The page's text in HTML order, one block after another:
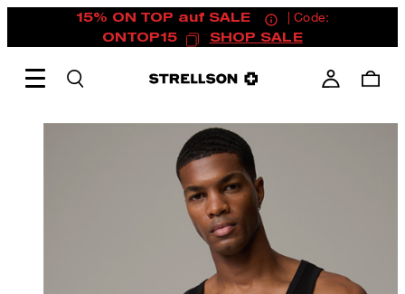
15% ON TOP auf SALE
| Code:
ONTOP15
SHOP SALE